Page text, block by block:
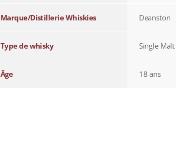
Marque/Distillerie Whiskies Deanston
Type de whisky Single Malt
Âge 18 ans